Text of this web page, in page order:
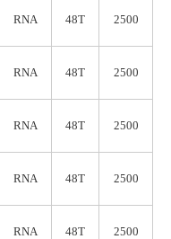
RNA 48T 2500
RNA 48T 2500
RNA 48T 2500
RNA 48T 2500
RNA 48T 2500